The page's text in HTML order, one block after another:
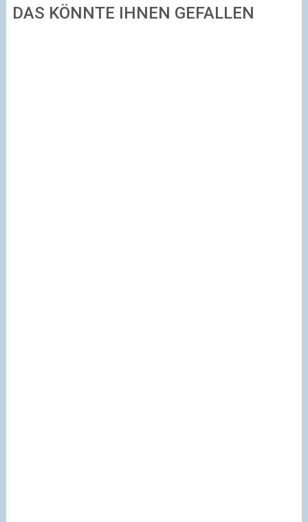
DAS KÖNNTE IHNEN GEFALLEN